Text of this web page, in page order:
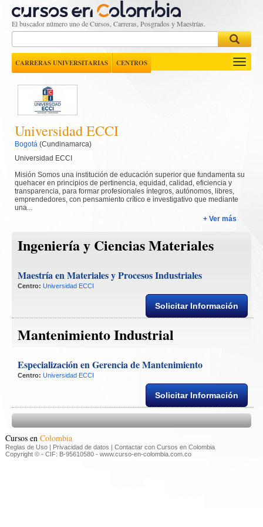
El buscador número uno de Cursos, Carreras, Posgrados y Maestrías.
Toggle
CARRERAS UNIVERSITARIAS CENTROS
Universidad ECCI
Bogotá (Cundinamarca)
Universidad ECCI
Misión Somos una institución de educación superior que fundamenta su
quehacer en principios de pertinencia, equidad, calidad, eficiencia y
transparencia, para formar profesionales íntegros, autónomos, libres,
emprendedores, con pensamiento crítico e investigativo que mediante
una...
+ Ver más
Ingeniería y Ciencias Materiales
Maestría en Materiales y Procesos Industriales
Centro: Universidad ECCI
Solicitar Información
Mantenimiento Industrial
Especialización en Gerencia de Mantenimiento
Centro: Universidad ECCI
Solicitar Información
Cursos en Colombia
Reglas de Uso| Privacidad de datos | Contactar con Cursos en Colombia
Copyright © - CIF: B-95610580 - www.curso-en-colombia.com.co